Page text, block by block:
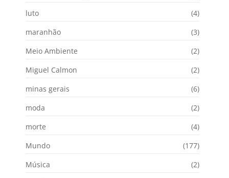
luto
(4)
maranhão
(3)
Meio Ambiente
(2)
Miguel Calmon
(2)
minas gerais
(6)
moda
(2)
morte
(4)
Mundo
(177)
Música
(2)